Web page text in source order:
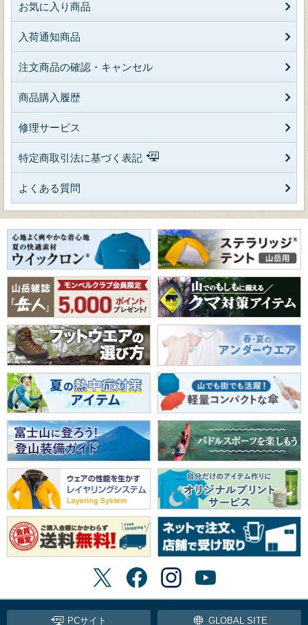
お気に入り商品
入荷通知商品
注文商品の確認・キャンセル
商品購入履歴
修理サービス
特定商取引法に基づく表記
よくある質問
PCサイト GLOBAL SITE